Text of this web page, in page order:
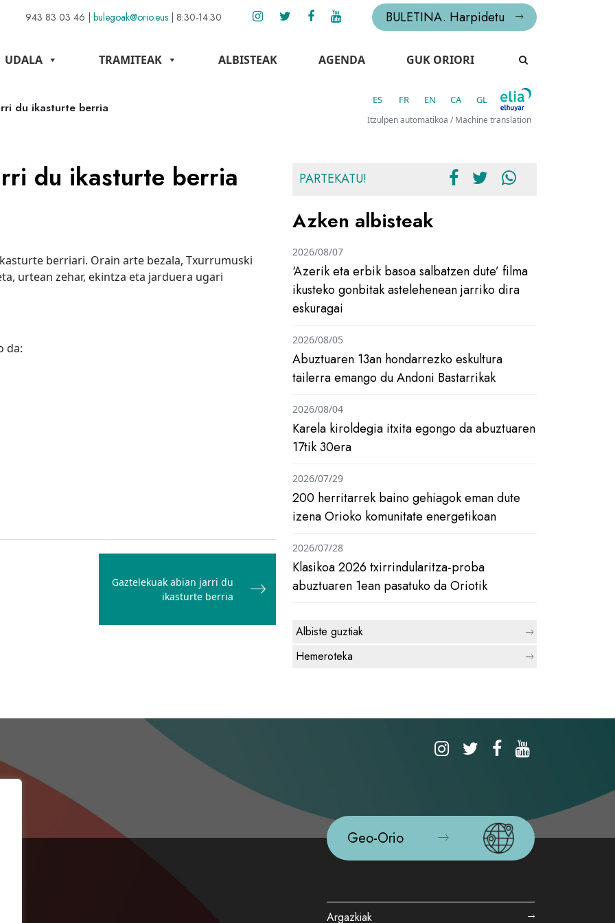
943 83 03 46 | bulegoak@orio.eus | 8:30-14:30 BULETINA. Harpidetu
UDALA TRAMITEAK ALBISTEAK AGENDA GUK ORIORI
du ikasturte berria
ES FR EN CA GL
Itzulpen automatikoa / Machine translation
du ikasturte berria
berriari. Orain arte bezala, Txurrumuski
urtean zehar, ekintza eta jarduera ugari
da:
Gaztelekuak abian jarri du
ikasturte berria
PARTEKATU!
Azken albisteak
‘Azerik eta erbik basoa salbatzen dute’ filma
ikusteko gonbitak astelehenean jarriko dira
eskuragai
2026/08/07
Abuztuaren 13an hondarrezko eskultura
tailerra emango du Andoni Bastarrikak
2026/08/05
Karela kiroldegia itxita egongo da abuztuaren
17tik 30era
2026/08/04
200 herritarrek baino gehiagok eman dute
izena Orioko komunitate energetikoan
2026/07/29
Klasikoa 2026 txirrindularitza-proba
abuztuaren 1ean pasatuko da Oriotik
2026/07/28
Albiste guztiak
Hemeroteka
Geo-Orio
Argazkiak